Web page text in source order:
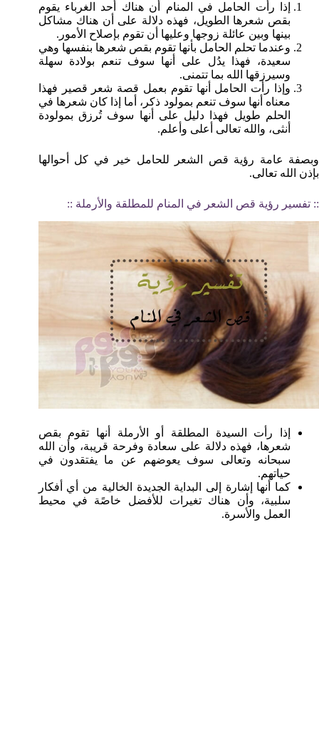
إذا رأت الحامل في المنام أن هناك أحد الغرباء يقوم
بقص شعرها الطويل، فهذه دلالة على أن هناك مشاكل
بينها وبين عائلة زوجها وعليها أن تقوم بإصلاح الأمور.
وعندما تحلم الحامل بأنها تقوم بقص شعرها بنفسها وهي
سعيدة، فهذا يدُل على أنها سوف تنعم بولادة سهلة
وسيرزقها الله بما تتمنى.
وإذا رأت الحامل أنها تقوم بعمل قصة شعر قصير فهذا
معناه أنها سوف تنعم بمولود ذكر، أما إذا كان شعرها في
الحلم طويل فهذا دليل على أنها سوف تُرزق بمولودة
أنثى، والله تعالى أعلى وأعلم.
وبصفة عامة رؤية قص الشعر للحامل خير في كل أحوالها
بإذن الله تعالى.
:: تفسير رؤية قص الشعر في المنام للمطلقة والأرملة ::
إذا رأت السيدة المطلقة أو الأرملة أنها تقوم بقص
شعرها، فهذه دلالة على سعادة وفرحة قريبة، وأن الله
سبحانه وتعالى سوف يعوضهم عن ما يفتقدون في
حياتهم.
كما أنها إشارة إلى البداية الجديدة الخالية من أي أفكار
سلبية، وأن هناك تغيرات للأفضل خاصًة في محيط
العمل والأسرة.